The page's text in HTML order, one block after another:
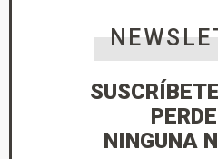
NINGUNA